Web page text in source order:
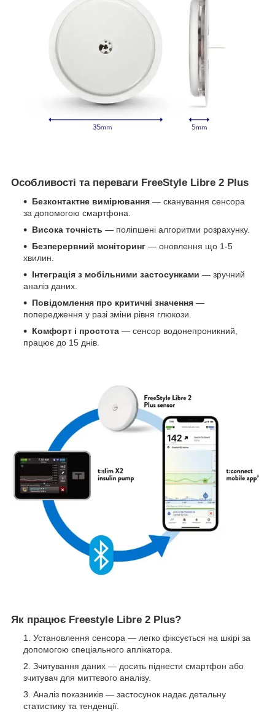
Особливості та переваги FreeStyle Libre 2 Plus
Безконтактне вимірювання — сканування сенсора
за допомогою смартфона.
Висока точність — поліпшені алгоритми розрахунку.
Безперервний моніторинг — оновлення що 1-5
хвилин.
Інтеграція з мобільними застосунками — зручний
аналіз даних.
Повідомлення про критичні значення —
попередження у разі зміни рівня глюкози.
Комфорт і простота — сенсор водонепроникний,
працює до 15 днів.
Як працює Freestyle Libre 2 Plus?
Установлення сенсора — легко фіксується на шкірі за
допомогою спеціального аплікатора.
Зчитування даних — досить піднести смартфон або
зчитувач для миттєвого аналізу.
Аналіз показників — застосунок надає детальну
статистику та тенденції.